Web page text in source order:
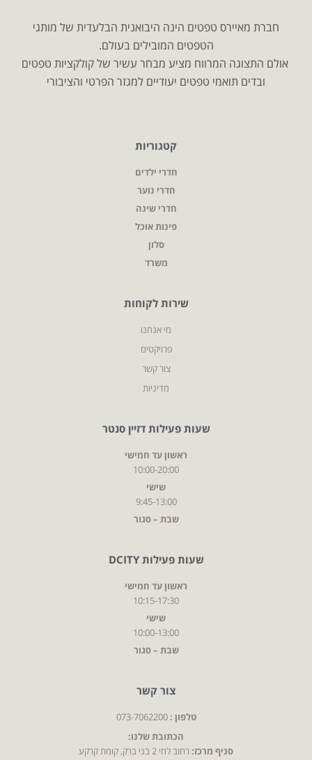
חברת מאיירס טפטים הינה היבואנית הבלעדית של מותגי
הטפטים המובילים בעולם.
אולם התצוגה המרווח מציע מבחר עשיר של קולקציות טפטים
ובדים תואמי טפטים יעודיים למגזר הפרטי והציבורי
קטגוריות
חדרי ילדים
חדרי נוער
חדרי שינה
פינות אוכל
סלון
משרד
שירות לקוחות
מי אנחנו
פרויקטים
צור קשר
מדיניות
שעות פעילות דזיין סנטר
ראשון עד חמישי
10:00-20:00
שישי
9:45-13:00
שבת – סגור
שעות פעילות DCITY
ראשון עד חמישי
10:15-17:30
שישי
10:00-13:00
שבת – סגור
צור קשר
טלפון : 073-7062200
הכתובת שלנו:
סניף מרכז:רחוב לחי 2 בני ברק, קומת קרקע